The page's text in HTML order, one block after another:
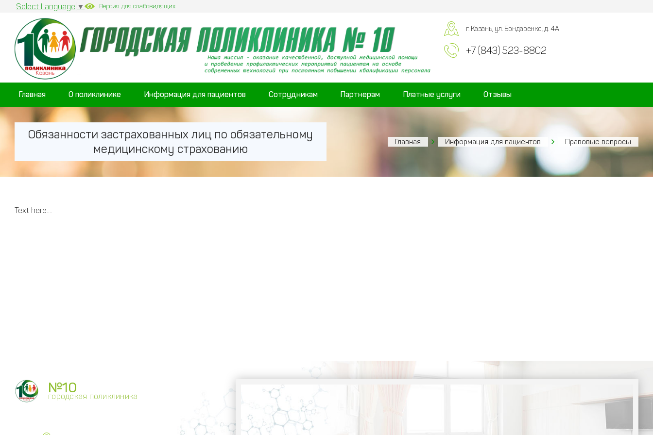
Select Language ▼ Версия для слабовидящих
г. Казань, ул. Бондаренко, д. 4А
+7 (843) 523-8802
Главная О поликлинике Информация для пациентов Сотрудникам Партнерам Платные услуги Отзывы
Обязанности застрахованных лиц по обязательному
медицинскому страхованию
Главная Информация для пациентов Правовые вопросы
Text here....
№10
городская поликлиника